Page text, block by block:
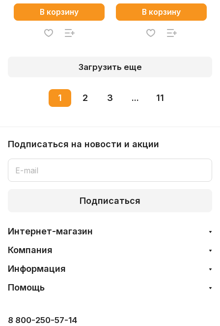
В корзину В корзину
Загрузить еще
1 2 3 ... 11
Подписаться на новости и акции
Подписаться
Интернет-магазин
Компания
Информация
Помощь
8 800-250-57-14